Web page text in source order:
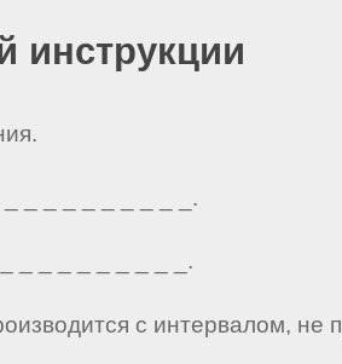
инструкции
_ _ _ _ _ _ _ _ _.
_ _ _ _ _ _ _ _ _.
с интервалом,